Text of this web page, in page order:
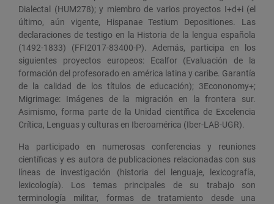
Dialectal (HUM278); y miembro de varios proyectos I+d+i (el
último, aún vigente, Hispanae Testium Depositiones. Las
declaraciones de testigo en la Historia de la lengua española
(1492-1833) (FFI2017-83400-P). Además, participa en los
siguientes proyectos europeos: Ecalfor (Evaluación de la
formación del profesorado en américa latina y caribe. Garantía
de la calidad de los títulos de educación); 3Econonomy+;
Migrimage: Imágenes de la migración en la frontera sur.
Asimismo, forma parte de la Unidad científica de Excelencia
Crítica, Lenguas y culturas en Iberoamérica (Iber-LAB-UGR).
Ha participado en numerosas conferencias y reuniones
científicas y es autora de publicaciones relacionadas con sus
líneas de investigación (historia del lenguaje, lexicografía,
lexicología). Los temas principales de su trabajo son
terminología militar, formas de tratamiento desde una